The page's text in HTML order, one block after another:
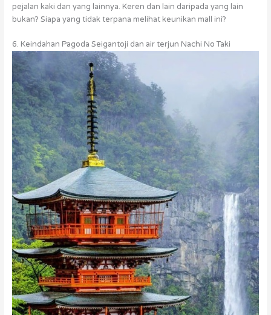
pejalan kaki dan yang lainnya. Keren dan lain daripada yang lain
bukan? Siapa yang tidak terpana melihat keunikan mall ini?
6. Keindahan Pagoda Seigantoji dan air terjun Nachi No Taki